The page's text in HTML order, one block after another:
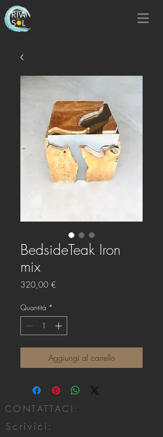
BedsideTeak Iron
mix
320,00 €
Quantità *
Aggiungi al carrello
CONTATTACI:
Scrivici: